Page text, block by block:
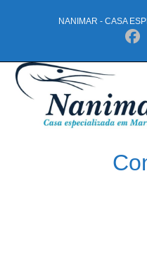
NANIMAR - CASA